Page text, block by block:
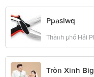
Ppasiwq
Thành phố Hải
Tròn Xinh